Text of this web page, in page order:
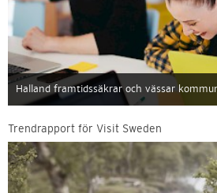
Halland framtidssäkrar och vässar
Trendrapport för Visit Sweden